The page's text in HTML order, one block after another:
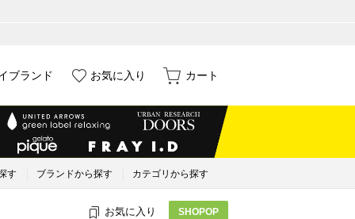
ブランド お気に入り カート
す ブランドから探す カテゴリから探す
お気に入り SHOPOP